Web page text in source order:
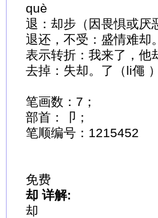
què
退：却步（因畏惧或厌
退还，不受：盛情难却。
表示转折：我来了，他
去掉：失却。了（li僶 ）
笔画数：7；
部首：卩；
笔顺编号：1215452
免费
却 详解:
却